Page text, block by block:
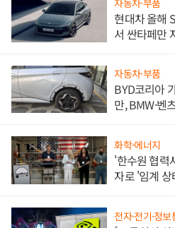
현대차 올해
서 싼타페만
자동차·부품
BYD코리아
만, BMW·벤
화학·에너지
'한수원 협력
자로 '임계
전자·전기·정보